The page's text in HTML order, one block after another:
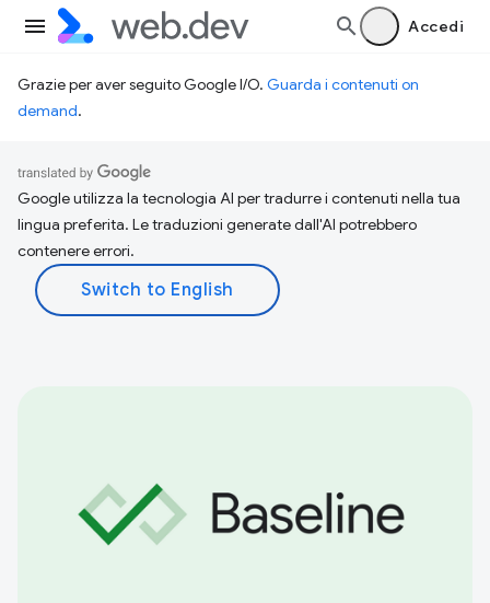
Accedi
Grazie per aver seguito Google I/O. Guarda i contenuti on
demand.
Google utilizza la tecnologia AI per tradurre i contenuti nella tua
lingua preferita. Le traduzioni generate dall'AI potrebbero
contenere errori.